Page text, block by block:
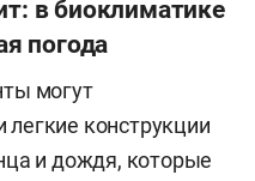
в биоклиматике
погода
могут
конструкции
и дождя, которые